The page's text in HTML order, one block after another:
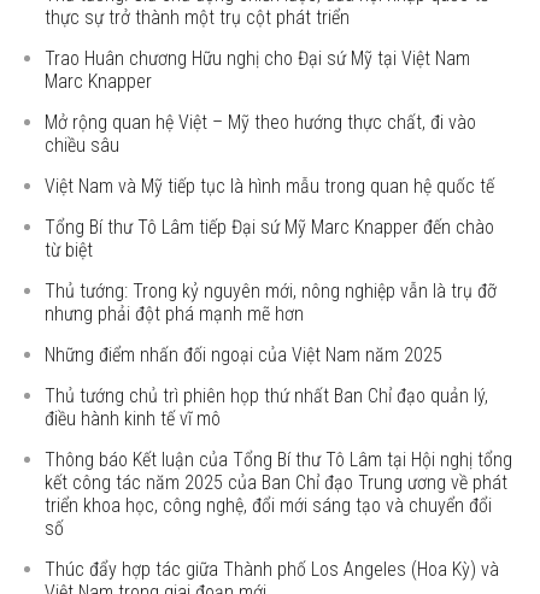
thực sự trở thành một trụ cột phát triển
Trao Huân chương Hữu nghị cho Đại sứ Mỹ tại Việt Nam
Marc Knapper
Mở rộng quan hệ Việt – Mỹ theo hướng thực chất, đi vào
chiều sâu
Việt Nam và Mỹ tiếp tục là hình mẫu trong quan hệ quốc tế
Tổng Bí thư Tô Lâm tiếp Đại sứ Mỹ Marc Knapper đến chào
từ biệt
Thủ tướng: Trong kỷ nguyên mới, nông nghiệp vẫn là trụ đỡ
nhưng phải đột phá mạnh mẽ hơn
Những điểm nhấn đối ngoại của Việt Nam năm 2025
Thủ tướng chủ trì phiên họp thứ nhất Ban Chỉ đạo quản lý,
điều hành kinh tế vĩ mô
Thông báo Kết luận của Tổng Bí thư Tô Lâm tại Hội nghị tổng
kết công tác năm 2025 của Ban Chỉ đạo Trung ương về phát
triển khoa học, công nghệ, đổi mới sáng tạo và chuyển đổi
số
Thúc đẩy hợp tác giữa Thành phố Los Angeles (Hoa Kỳ) và